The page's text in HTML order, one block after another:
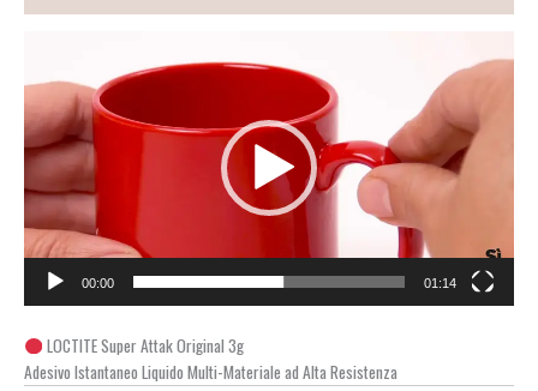
00:00 01:14
LOCTITE Super Attak Original 3g
Adesivo Istantaneo Liquido Multi-Materiale ad Alta Resistenza